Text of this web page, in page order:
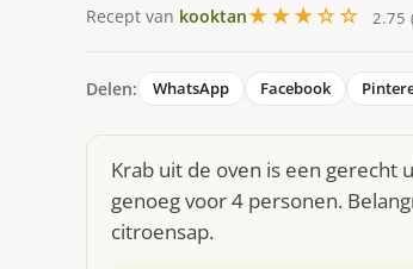
Recept van kooktan★★★☆☆ 2.75
Delen: WhatsApp Facebook
Krab uit de oven is een gerecht
genoeg voor 4 personen.
citroensap.